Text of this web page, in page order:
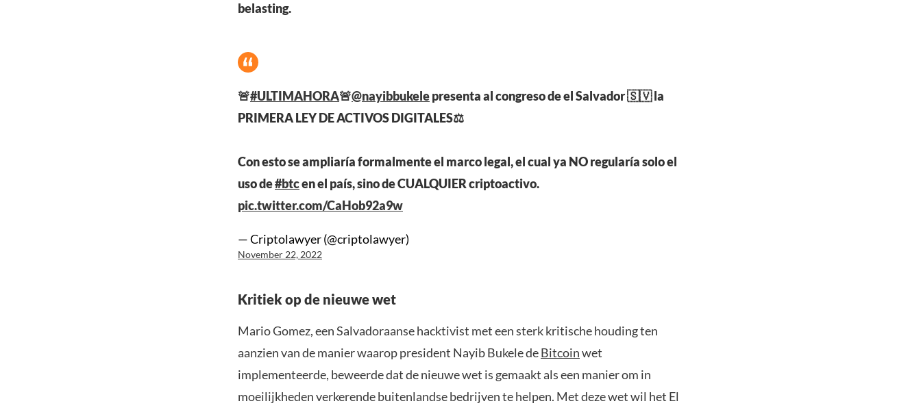
belasting.
🚨#ULTIMAHORA🚨@nayibbukelepresenta al congreso de el Salvador 🇸🇻 la
PRIMERA LEY DE ACTIVOS DIGITALES⚖️
Con esto se ampliaría formalmente el marco legal, el cual ya NO regularía solo el
uso de#btcen el país, sino de CUALQUIER criptoactivo.
pic.twitter.com/CaHob92a9w
— Criptolawyer (@criptolawyer)
November 22, 2022
Kritiek op de nieuwe wet
Mario Gomez, een Salvadoraanse hacktivist met een sterk kritische houding ten
aanzien van de manier waarop president Nayib Bukele deBitcoinwet
implementeerde, beweerde dat de nieuwe wet is gemaakt als een manier om in
moeilijkheden verkerende buitenlandse bedrijven te helpen. Met deze wet wil het El